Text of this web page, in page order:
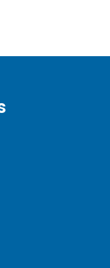
webbplats.
webbplats.